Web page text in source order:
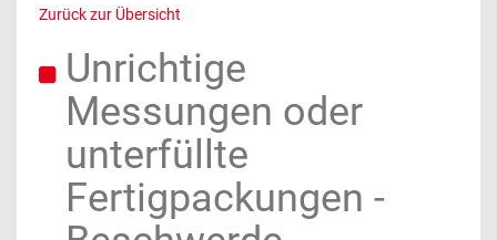
Zurück zur Übersicht
Unrichtige
Messungen oder
unterfüllte
Fertigpackungen -